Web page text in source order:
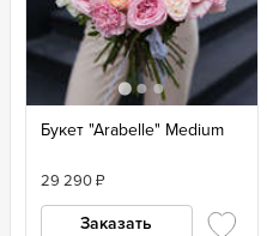
Букет "Arabelle" Medium
29 290₽
Заказать